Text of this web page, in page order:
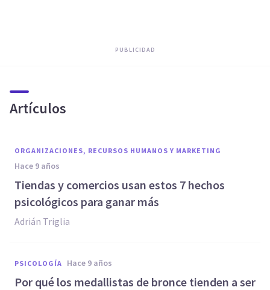
PUBLICIDAD
Artículos
ORGANIZACIONES, RECURSOS HUMANOS Y MARKETING
hace 9 años
​Tiendas y comercios usan estos 7 hechos
psicológicos para ganar más
Adrián Triglia
PSICOLOGÍA hace 9 años
​Por qué los medallistas de bronce tienden a ser